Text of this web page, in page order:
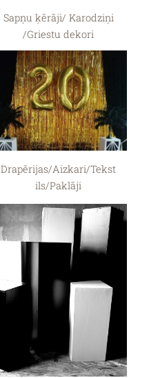
Sapņu ķērāji/ Karodziņi
/Griestu dekori
Drapērijas/Aizkari/Tekst
ils/Paklāji